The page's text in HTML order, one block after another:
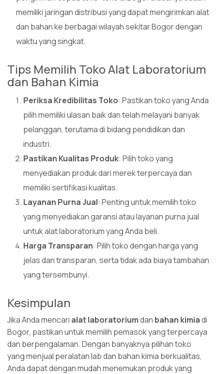
memiliki jaringan distribusi yang dapat mengirimkan alat
dan bahan ke berbagai wilayah sekitar Bogor dengan
waktu yang singkat.
Tips Memilih Toko Alat Laboratorium
dan Bahan Kimia
Periksa Kredibilitas Toko: Pastikan toko yang Anda
pilih memiliki ulasan baik dan telah melayani banyak
pelanggan, terutama di bidang pendidikan dan
industri.
Pastikan Kualitas Produk: Pilih toko yang
menyediakan produk dari merek terpercaya dan
memiliki sertifikasi kualitas.
Layanan Purna Jual: Penting untuk memilih toko
yang menyediakan garansi atau layanan purna jual
untuk alat laboratorium yang Anda beli.
Harga Transparan: Pilih toko dengan harga yang
jelas dan transparan, serta tidak ada biaya tambahan
yang tersembunyi.
Kesimpulan
Jika Anda mencari alat laboratoriumdan bahan kimiadi
Bogor, pastikan untuk memilih pemasok yang terpercaya
dan berpengalaman. Dengan banyaknya pilihan toko
yang menjual peralatan lab dan bahan kimia berkualitas,
Anda dapat dengan mudah menemukan produk yang